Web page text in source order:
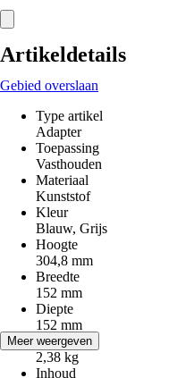
Artikeldetails
Gebied overslaan
Type artikel
Adapter
Toepassing
Vasthouden
Materiaal
Kunststof
Kleur
Blauw, Grijs
Hoogte
304,8 mm
Breedte
152 mm
Diepte
152 mm
Gewicht
2,38 kg
Inhoud
Meer weergeven